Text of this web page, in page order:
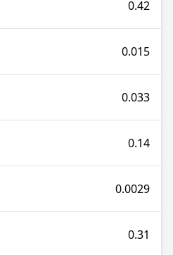
0.42
0.015
0.033
0.14
0.0029
0.31